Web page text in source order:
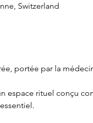
Switzerland
portée par la
espace rituel conçu